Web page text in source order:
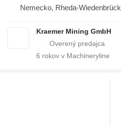
Nemecko, Rheda-Wiedenbrück
Kraemer Mining GmbH
6 rokov v Machineryline